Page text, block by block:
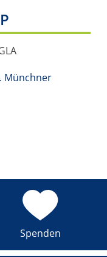
Münchner
Spenden